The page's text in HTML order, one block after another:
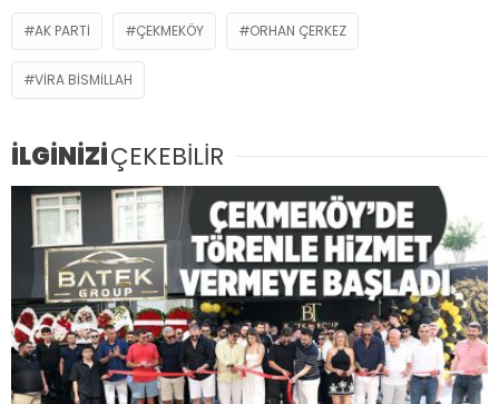
AK PARTI ÇEKMEKÖY ORHAN ÇERKEZ
VIRA BISMILLAH
İLGİNİZİÇEKEBİLİR